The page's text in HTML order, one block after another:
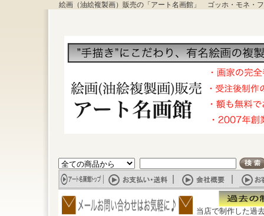
絵画（油絵複製画）販売の「アート名画館」 ゴッホ・モネ・
当店で制作した過